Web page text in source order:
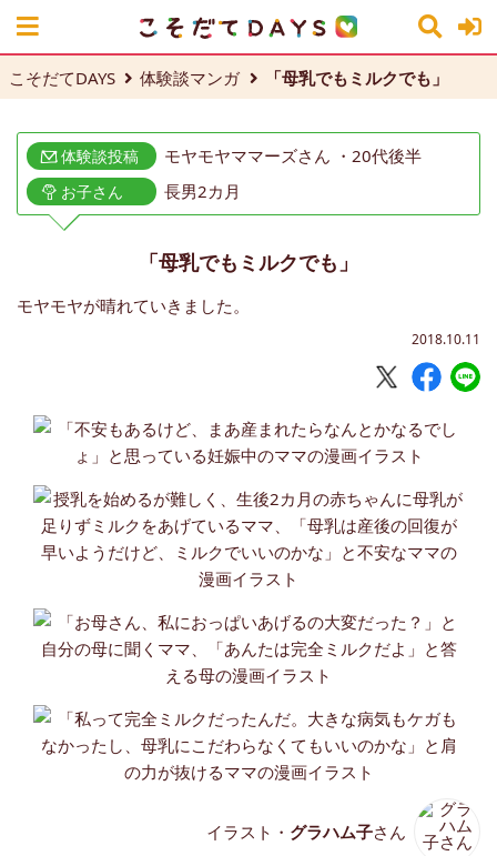
こそだてDAYS 体験談マンガ 「母乳でもミルクでも」
体験談投稿 モヤモヤママーズさん ・20代後半
お子さん 長男2カ月
「母乳でもミルクでも」
モヤモヤが晴れていきました。
2018.10.11
イラスト・ グラハム子さん